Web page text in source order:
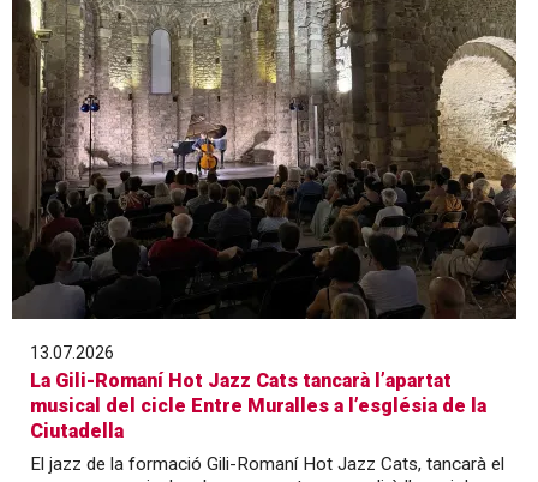
13.07.2026
La Gili-Romaní Hot Jazz Cats tancarà l’apartat
musical del cicle Entre Muralles a l’església de la
Ciutadella
El jazz de la formació Gili-Romaní Hot Jazz Cats, tancarà el